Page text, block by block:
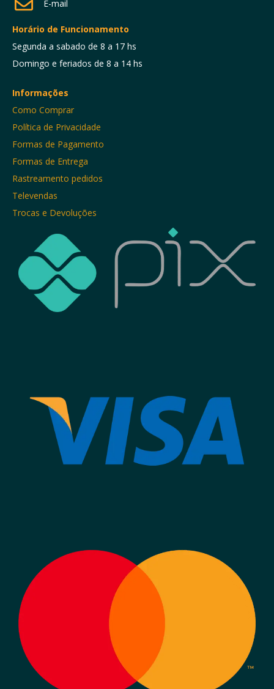
E-mail
Horário de Funcionamento
Segunda a sabado de 8 a 17 hs
Domingo e feriados de 8 a 14 hs
Informações
Como Comprar
Política de Privacidade
Formas de Pagamento
Formas de Entrega
Rastreamento pedidos
Televendas
Trocas e Devoluções